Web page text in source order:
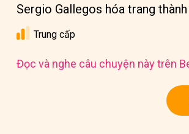
Sergio Gallegos hóa trang
Trung cấp
Đọc và nghe câu chuyện này trên